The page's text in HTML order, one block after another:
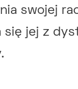
swojej
się jej z